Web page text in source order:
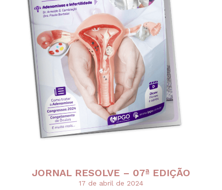
JORNAL RESOLVE – 07ª EDIÇÃO
17 de abril de 2024